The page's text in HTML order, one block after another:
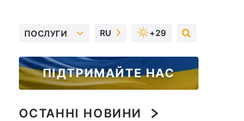
ПОСЛУГИ RU +29
ПІДТРИМАЙТЕ НАС
ОСТАННІ НОВИНИ